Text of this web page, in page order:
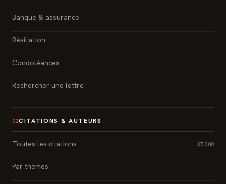
Banque & assurance
Résiliation
Condoléances
Rechercher une lettre
02CITATIONS & AUTEURS
Toutes les citations 37 000
Par thèmes